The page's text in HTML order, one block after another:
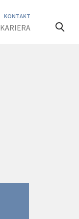
KONTAKT
KARIERA